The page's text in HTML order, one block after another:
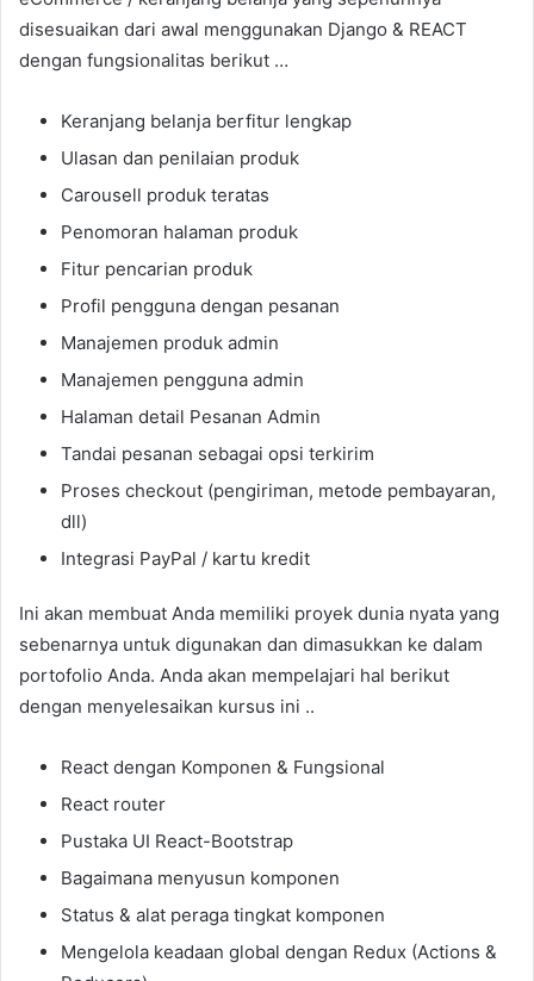
disesuaikan dari awal menggunakan Django & REACT
dengan fungsionalitas berikut …
Keranjang belanja berfitur lengkap
Ulasan dan penilaian produk
Carousell produk teratas
Penomoran halaman produk
Fitur pencarian produk
Profil pengguna dengan pesanan
Manajemen produk admin
Manajemen pengguna admin
Halaman detail Pesanan Admin
Tandai pesanan sebagai opsi terkirim
Proses checkout (pengiriman, metode pembayaran,
dll)
Integrasi PayPal / kartu kredit
Ini akan membuat Anda memiliki proyek dunia nyata yang
sebenarnya untuk digunakan dan dimasukkan ke dalam
portofolio Anda. Anda akan mempelajari hal berikut
dengan menyelesaikan kursus ini ..
React dengan Komponen & Fungsional
React router
Pustaka UI React-Bootstrap
Bagaimana menyusun komponen
Status & alat peraga tingkat komponen
Mengelola keadaan global dengan Redux (Actions &